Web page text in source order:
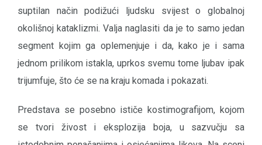
suptilan način podižući ljudsku svijest o globalnoj
okolišnoj kataklizmi. Valja naglasiti da je to samo jedan
segment kojim ga oplemenjuje i da, kako je i sama
jednom prilikom istakla, uprkos svemu tome ljubav ipak
trijumfuje, što će se na kraju komada i pokazati.
Predstava se posebno ističe kostimografijom, kojom
se tvori živost i eksplozija boja, u sazvučju sa